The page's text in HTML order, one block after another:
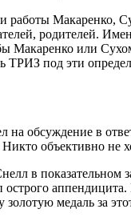
работы
родителей.
Макаренко или
ТРИЗ под эти
обсуждение в
объективно не
в показательном
медаль за